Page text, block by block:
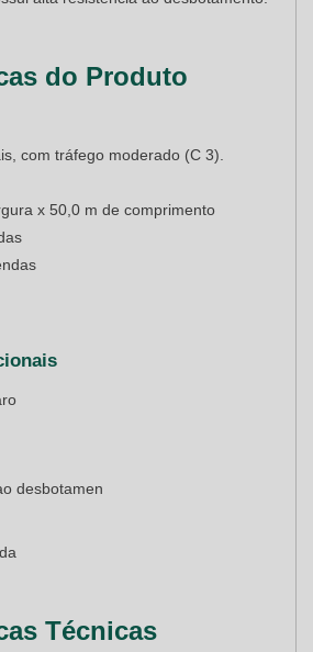
do Produto
com tráfego moderado (C 3).
x 50,0 m de comprimento
desbotamen
Técnicas